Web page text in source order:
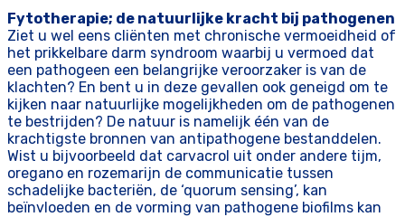
Fytotherapie; de natuurlijke kracht bij pathogenen
Ziet u wel eens cliënten met chronische vermoeidheid of
het prikkelbare darm syndroom waarbij u vermoed dat
een pathogeen een belangrijke veroorzaker is van de
klachten? En bent u in deze gevallen ook geneigd om te
kijken naar natuurlijke mogelijkheden om de pathogenen
te bestrijden? De natuur is namelijk één van de
krachtigste bronnen van antipathogene bestanddelen.
Wist u bijvoorbeeld dat carvacrol uit onder andere tijm,
oregano en rozemarijn de communicatie tussen
schadelijke bacteriën, de ‘quorum sensing’, kan
beïnvloeden en de vorming van pathogene biofilms kan